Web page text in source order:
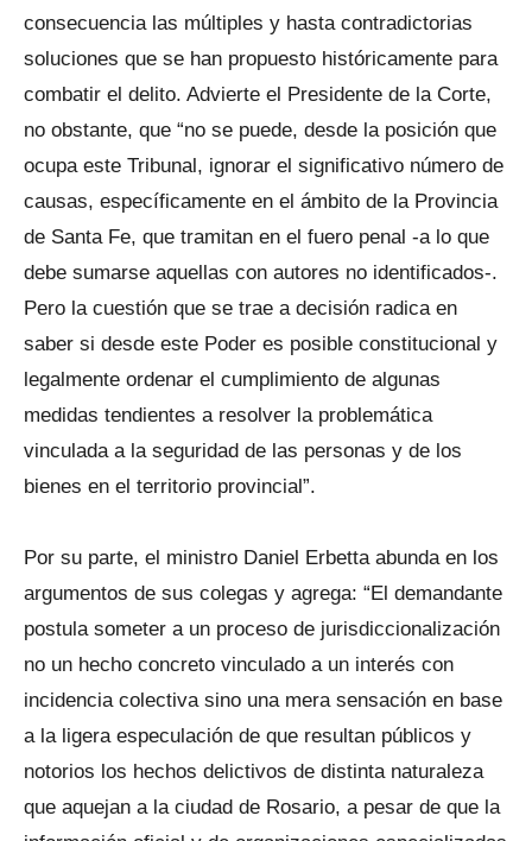
consecuencia las múltiples y hasta contradictorias
soluciones que se han propuesto históricamente para
combatir el delito. Advierte el Presidente de la Corte,
no obstante, que “no se puede, desde la posición que
ocupa este Tribunal, ignorar el significativo número de
causas, específicamente en el ámbito de la Provincia
de Santa Fe, que tramitan en el fuero penal -a lo que
debe sumarse aquellas con autores no identificados-.
Pero la cuestión que se trae a decisión radica en
saber si desde este Poder es posible constitucional y
legalmente ordenar el cumplimiento de algunas
medidas tendientes a resolver la problemática
vinculada a la seguridad de las personas y de los
bienes en el territorio provincial”.
Por su parte, el ministro Daniel Erbetta abunda en los
argumentos de sus colegas y agrega: “El demandante
postula someter a un proceso de jurisdiccionalización
no un hecho concreto vinculado a un interés con
incidencia colectiva sino una mera sensación en base
a la ligera especulación de que resultan públicos y
notorios los hechos delictivos de distinta naturaleza
que aquejan a la ciudad de Rosario, a pesar de que la